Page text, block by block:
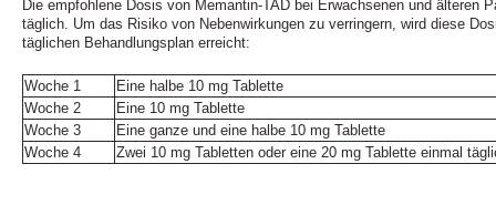
Die empfohlene Dosis von Memantin-TAD bei Erwachsenen und älteren
täglich. Um das Risiko von Nebenwirkungen zu verringern, wird diese
täglichen Behandlungsplan erreicht:
Woche 1
Eine halbe 10 mg Tablette
Woche 2
Eine 10 mg Tablette
Woche 3
Eine ganze und eine halbe 10 mg Tablette
Woche 4
Zwei 10 mg Tabletten oder eine 20 mg Tablette einmal